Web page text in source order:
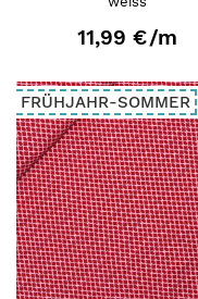
11,99 €/m
FRÜHJAHR-SOMMER